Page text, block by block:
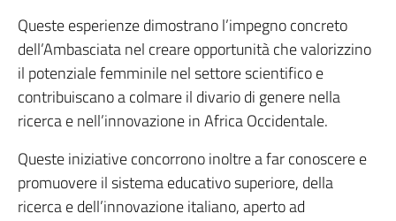
Queste esperienze dimostrano l’impegno concreto
dell’Ambasciata nel creare opportunità che valorizzino
il potenziale femminile nel settore scientifico e
contribuiscano a colmare il divario di genere nella
ricerca e nell’innovazione in Africa Occidentale.
Queste iniziative concorrono inoltre a far conoscere e
promuovere il sistema educativo superiore, della
ricerca e dell’innovazione italiano, aperto ad